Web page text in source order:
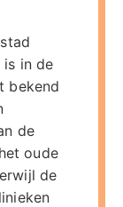
is in de
bekend
de
oude
de